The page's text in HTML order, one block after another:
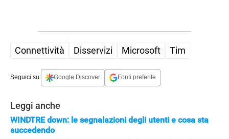
Connettività Disservizi Microsoft Tim
Seguici su: Google Discover Fonti preferite
Leggi anche
WINDTRE down: le segnalazioni degli utenti e cosa sta
succedendo